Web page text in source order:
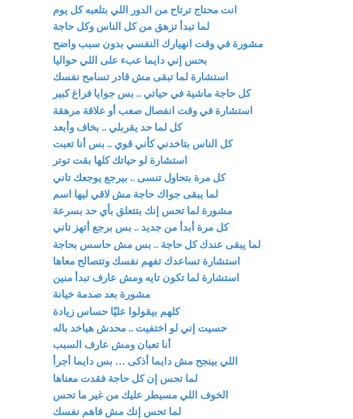
انت محتاج ترتاح من الدور اللي بتلعبه كل يوم
لما تبدأ تزهق من كل الناس وكل حاجة
مشورة في وقت انهيارك النفسي بدون سبب واضح
بحس إني دايما عبء على اللي حواليا
استشارة لما تبقى مش قادر تسامح نفسك
كل حاجة ماشية في حياتي .. بس جوايا فراغ كبير
استشارة في وقت انفصال صعب أو علاقة مرهقة
كل لما حد يقربلي .. بخاف وأبعد
كل الناس بتاخدني كأني قوي .. بس أنا تعبت
استشارة لو حياتك كلها بقت توتر
كل مرة بتحاول تنسى .. بيرجع يوجعك تاني
لما يبقى جواك حاجة مش لاقي ليها اسم
مشورة لما تحس إنك بتتعلق بأي حد بسرعة
كل مرة أبدأ من جديد .. بس برجع أتهز تاني
لما يبقى عندك كل حاجة .. بس مش حاسس بحاجة
استشارة تساعدك تفهم نفسك وتتصالح معاها
استشارة لما تكون تايه ومش عارف تبدأ منين
مشورة بعد صدمة خيانة
كلهم بيقولوا عليّا حساس زيادة
حسيت إني لو اختفيت .. محدش هياخد باله
أنا تعبان ومش عارف السبب
اللي بينجح مش دايما أذكى … بس دايما أجرأ
لما تحس إن كل حاجة فقدت معناها
الخوف اللي مسيطر عليك من غير ما تحس
لما تحس إنك مش فاهم نفسك